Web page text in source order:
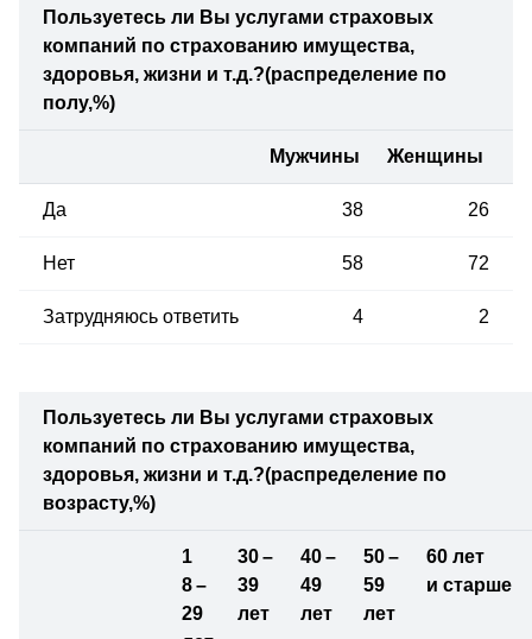
Пользуетесь ли Вы услугами страховых
компаний по страхованию имущества,
здоровья, жизни и т.д.?(распределение по
полу,%)
Мужчины Женщины
Да 38 26
Нет 58 72
Затрудняюсь ответить 4 2
Пользуетесь ли Вы услугами страховых
компаний по страхованию имущества,
здоровья, жизни и т.д.?(распределение по
возрасту,%)
1
8 –
29
30 –
39
лет
40 –
49
лет
50 –
59
лет
60 лет
и старше